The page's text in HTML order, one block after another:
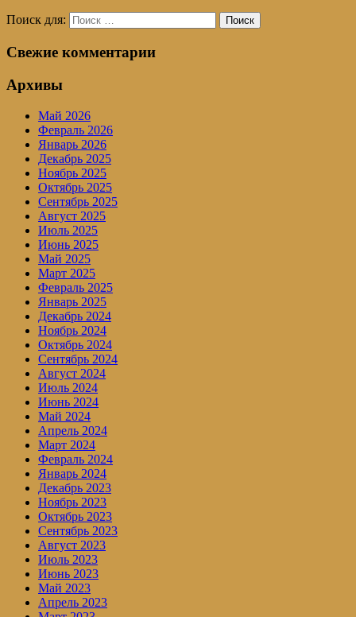
Поиск для: Поиск
Свежие комментарии
Архивы
Май 2026
Февраль 2026
Январь 2026
Декабрь 2025
Ноябрь 2025
Октябрь 2025
Сентябрь 2025
Август 2025
Июль 2025
Июнь 2025
Май 2025
Март 2025
Февраль 2025
Январь 2025
Декабрь 2024
Ноябрь 2024
Октябрь 2024
Сентябрь 2024
Август 2024
Июль 2024
Июнь 2024
Май 2024
Апрель 2024
Март 2024
Февраль 2024
Январь 2024
Декабрь 2023
Ноябрь 2023
Октябрь 2023
Сентябрь 2023
Август 2023
Июль 2023
Июнь 2023
Май 2023
Апрель 2023